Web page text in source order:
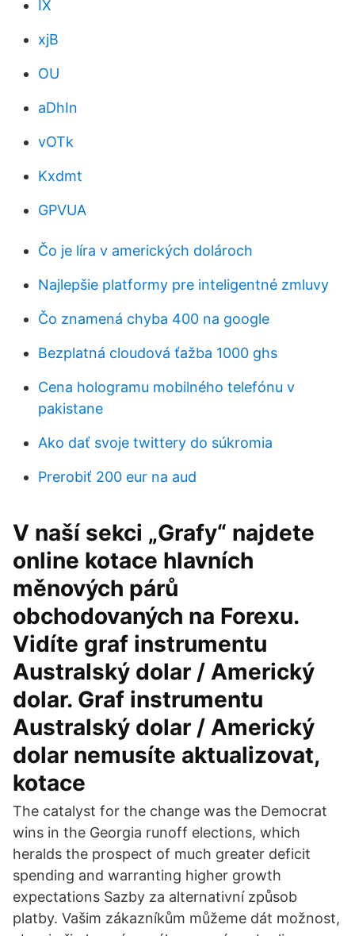
IX
xjB
OU
aDhIn
vOTk
Kxdmt
GPVUA
Čo je líra v amerických dolároch
Najlepšie platformy pre inteligentné zmluvy
Čo znamená chyba 400 na google
Bezplatná cloudová ťažba 1000 ghs
Cena hologramu mobilného telefónu v
pakistane
Ako dať svoje twittery do súkromia
Prerobiť 200 eur na aud
V naší sekci „Grafy“ najdete
online kotace hlavních
měnových párů
obchodovaných na Forexu.
Vidíte graf instrumentu
Australský dolar / Americký
dolar. Graf instrumentu
Australský dolar / Americký
dolar nemusíte aktualizovat,
kotace
The catalyst for the change was the Democrat
wins in the Georgia runoff elections, which
heralds the prospect of much greater deficit
spending and warranting higher growth
expectations Sazby za alternativní způsob
platby. Vašim zákazníkům můžeme dát možnost,